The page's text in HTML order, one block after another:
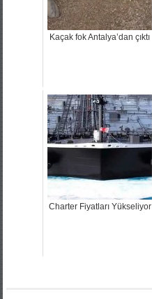
Kaçak fok Antalya’dan çıktı
Charter Fiyatları Yükseliyor